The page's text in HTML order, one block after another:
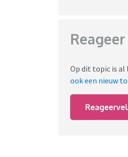
Op dit topic is al
ook een nieuw